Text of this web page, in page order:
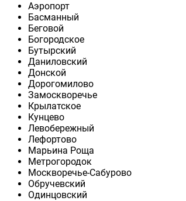
Аэропорт
Басманный
Беговой
Богородское
Бутырский
Даниловский
Донской
Дорогомилово
Замоскворечье
Крылатское
Кунцево
Левобережный
Лефортово
Марьина Роща
Метрогородок
Москворечье-Сабурово
Обручевский
Одинцовский